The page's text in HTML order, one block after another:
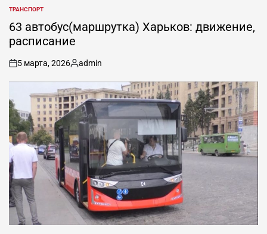
ОПУБЛИКОВАНО
В
ТРАНСПОРТ
63 автобус(маршрутка) Харьков: движение,
расписание
on
5 марта, 2026
Запись
от
admin